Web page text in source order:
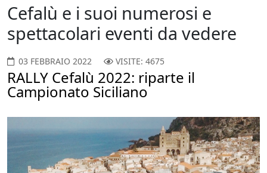
Cefalù e i suoi numerosi e
spettacolari eventi da vedere
03 FEBBRAIO 2022 VISITE: 4675
RALLY Cefalù 2022: riparte il
Campionato Siciliano